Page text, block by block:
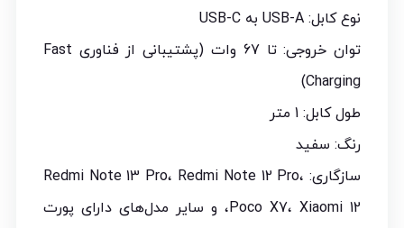
نوع کابل: USB-A به USB-C
توان خروجی: تا 67 وات (پشتیبانی از فناوری Fast
Charging)
طول کابل: 1 متر
رنگ: سفید
سازگاری: Redmi Note 13 Pro، Redmi Note 12 Pro،
Poco X7، Xiaomi 12، و سایر مدل‌های دارای پورت